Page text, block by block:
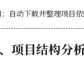
：自动下载并整理项目
项目结构分